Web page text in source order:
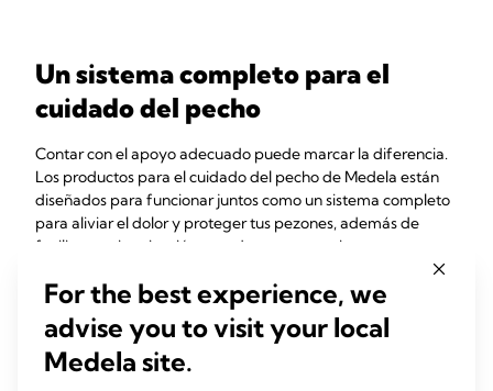
Un sistema completo para el
cuidado del pecho
Contar con el apoyo adecuado puede marcar la diferencia.
Los productos para el cuidado del pecho de Medela están
diseñados para funcionar juntos como un sistema completo
para aliviar el dolor y proteger tus pezones, además de
facilitar su cicatrización cuando sea necesario.
Purelan™ alivia y calma los pezones doloridos y la
piel seca
Las pezoneras Contact™facilitan dar el pecho en
caso de dificultades de agarre y ayudan a proteger los
pezones doloridos durante la lactancia
For the best experience, we
advise you to visit your local
Medela site.